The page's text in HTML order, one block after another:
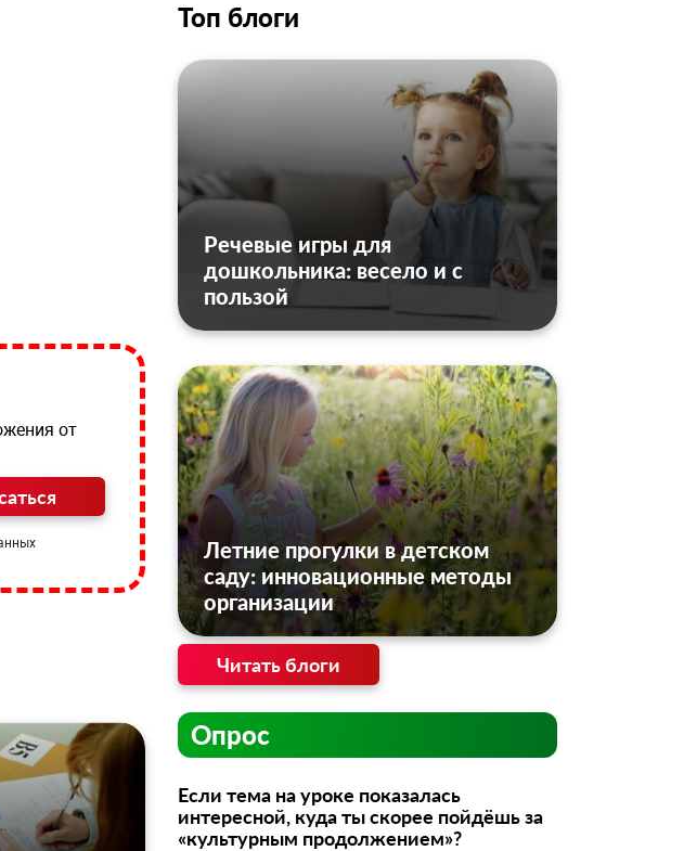
от
Топ блоги
Речевые игры для
дошкольника: весело и с
пользой
Летние прогулки в детском
саду: инновационные методы
организации
Читать блоги
Опрос
Если тема на уроке показалась
интересной, куда ты скорее пойдёшь за
«культурным продолжением»?